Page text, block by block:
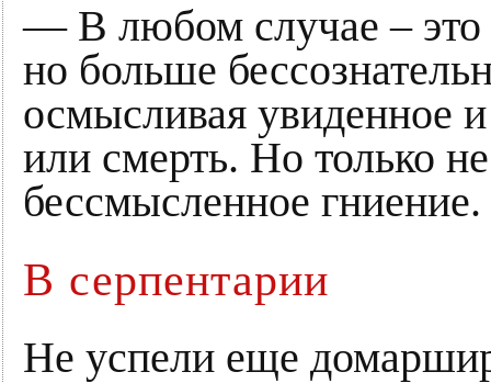
— В любом случае – это
но больше
осмысливая увиденное
или смерть. Но только
бессмысленное
В серпентарии
Не успели еще